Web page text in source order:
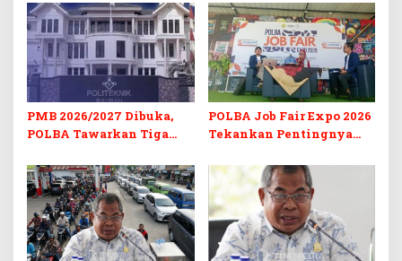
PMB 2026/2027 Dibuka,
POLBA Tawarkan Tiga
Kuliah Gratis
POLBA Job Fair Expo 2026
Tekankan Pentingnya
Digital